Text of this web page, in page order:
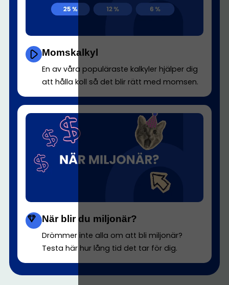
Momskalkyl
En av våra populäraste kalkyler hjälper dig
att hålla koll så det blir rätt med momsen.
När blir du miljonär?
Drömmer inte alla om att bli miljonär?
Testa här hur lång tid det tar för dig.